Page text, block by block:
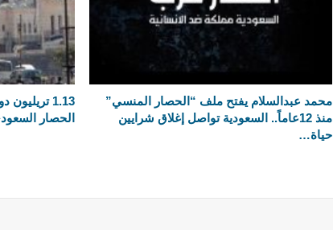
محمد عبدالسلام يفتح ملف “الحصار المنسي”
منذ 12عاماً.. السعودية تواصل إغلاق شرايين
حياة…
1.13
الحصار